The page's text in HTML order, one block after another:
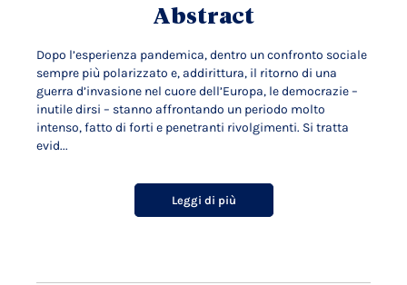
Abstract
Dopo l’esperienza pandemica, dentro un confronto sociale
sempre più polarizzato e, addirittura, il ritorno di una
guerra d’invasione nel cuore dell’Europa, le democrazie –
inutile dirsi – stanno affrontando un periodo molto
intenso, fatto di forti e penetranti rivolgimenti. Si tratta
evid...
Leggi di più